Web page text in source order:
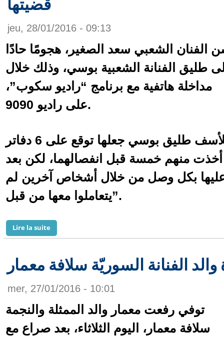
قضيتها
jeu, 28/01/2016 - 09:13
الفنان الشعبي سعد الصغير، هجومًا حادًا
طليق الفنانة الشعبية بوسي، وذلك خلال
مداخلة هاتفية مع برنامج “راديو سكوب”،
على راديو 9090.
سعد الصغير، قال: “للأسف طليق بوسي جعلها توقع على 6 دفاتر
أخذت منهم خمسة قبل انفصالهما، لكن بعد
عليها بكل وصل من خلال أشخاص آخرين لم
يتعاملوا معها من قبل”.
Lire la suite
والد الفنانة السوريّة سلافة معمار
mer, 27/01/2016 - 10:01
توفي رفعت معمار والد الممثلة والنجمة
سلافة معمار، اليوم الثلاثاء، بعد صراع مع